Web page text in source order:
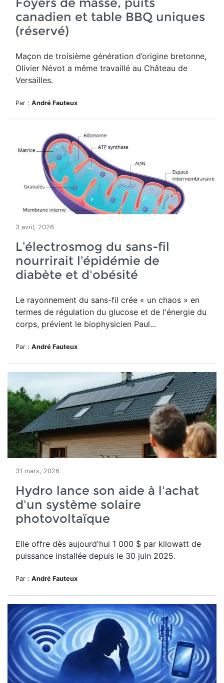
canadien et table BBQ uniques
(réservé)
Maçon de troisième génération d’origine bretonne,
Olivier Névot a même travaillé au Château de
Versailles.
Par : André Fauteux
3 avril, 2026
L’électrosmog du sans-fil
nourrirait l’épidémie de
diabète et d'obésité
Le rayonnement du sans-fil crée « un chaos » en
termes de régulation du glucose et de l'énergie du
corps, prévient le biophysicien Paul...
Par : André Fauteux
31 mars, 2026
Hydro lance son aide à l'achat
d'un système solaire
photovoltaïque
Elle offre dès aujourd'hui 1 000 $ par kilowatt de
puissance installée depuis le 30 juin 2025.
Par : André Fauteux